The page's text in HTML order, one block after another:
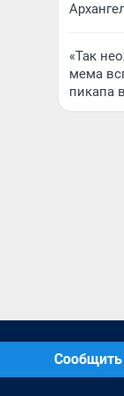
«Так
мема
пикапа
Сообщить